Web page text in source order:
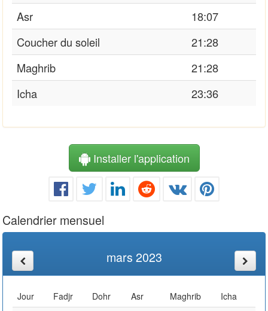
Asr
18:07
Coucher du soleil
21:28
Maghrib
21:28
Icha
23:36
Installer l'application
Calendrier mensuel
mars 2023
Jour Fadjr Dohr Asr Maghrib
Icha